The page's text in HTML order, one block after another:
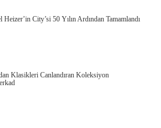
Heizer’in City’si 50 Yılın Ardından Tamamlandı
Klasikleri Canlandıran Koleksiyon